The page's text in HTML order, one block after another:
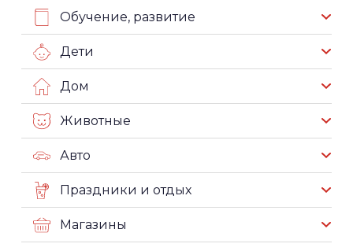
Обучение, развитие
Дети
Дом
Животные
Авто
Праздники и отдых
Магазины